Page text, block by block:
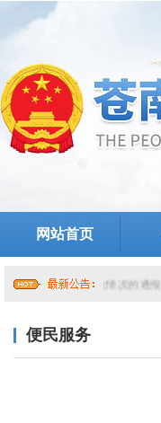
网站首页
提级巡察整改情况的通报
便民服务